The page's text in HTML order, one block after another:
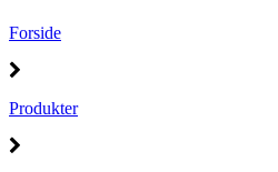
Forside
Produkter